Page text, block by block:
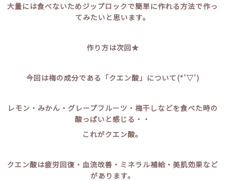
大量には食べないためジップロックで簡単に作れる方法で作っ
てみたいと思います。
作り方は次回★
今回は梅の成分である「クエン酸」について(*'▽')
レモン・みかん・グレープフルーツ・梅干しなどを食べた時の
酸っぱいと感じる・・
これがクエン酸。
クエン酸は疲労回復・血流改善・ミネラル補給・美肌効果など
があります。